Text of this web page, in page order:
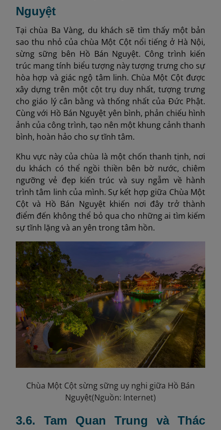
Nguyệt
Tại chùa Ba Vàng, du khách sẽ tìm thấy một bản
sao thu nhỏ của chùa Một Cột nổi tiếng ở Hà Nội,
sừng sững bên Hồ Bán Nguyệt. Công trình kiến
trúc mang tính biểu tượng này tượng trưng cho sự
hòa hợp và giác ngộ tâm linh. Chùa Một Cột được
xây dựng trên một cột trụ duy nhất, tượng trưng
cho giáo lý cân bằng và thống nhất của Đức Phật.
Cùng với Hồ Bán Nguyệt yên bình, phản chiếu hình
ảnh của công trình, tạo nên một khung cảnh thanh
bình, hoàn hảo cho sự tĩnh tâm.
Khu vực này của chùa là một chốn thanh tịnh, nơi
du khách có thể ngồi thiền bên bờ nước, chiêm
ngưỡng vẻ đẹp kiến trúc và suy ngẫm về hành
trình tâm linh của mình. Sự kết hợp giữa Chùa Một
Cột và Hồ Bán Nguyệt khiến nơi đây trở thành
điểm đến không thể bỏ qua cho những ai tìm kiếm
sự tĩnh lặng và an yên trong tâm hồn.
Chùa Một Cột sừng sững uy nghi giữa Hồ Bán
Nguyệt(Nguồn: Internet)
3.6. Tam Quan Trung và Thác